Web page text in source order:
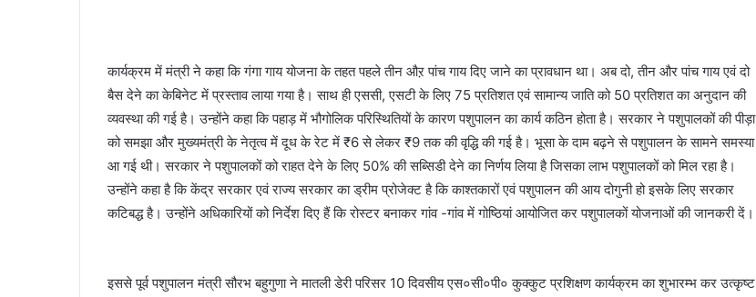
कार्यक्रम में मंत्री ने कहा कि गंगा गाय योजना के तहत पहले तीन औऱ पांच गाय दिए जाने का प्रावधान था। अब दो, तीन और पांच गाय एवं दो
बैस देने का केबिनेट में प्रस्ताव लाया गया है। साथ ही एससी, एसटी के लिए 75 प्रतिशत एवं सामान्य जाति को 50 प्रतिशत का अनुदान की
व्यवस्था की गई है। उन्होंने कहा कि पहाड़ में भौगोलिक परिस्थितियों के कारण पशुपालन का कार्य कठिन होता है। सरकार ने पशुपालकों की पीड़ा
को समझा और मुख्यमंत्री के नेतृत्व में दूध के रेट में ₹6 से लेकर ₹9 तक की वृद्धि की गई है। भूसा के दाम बढ़ने से पशुपालन के सामने समस्या
आ गई थी। सरकार ने पशुपालकों को राहत देने के लिए 50% की सब्सिडी देने का निर्णय लिया है जिसका लाभ पशुपालकों को मिल रहा है।
उन्होंने कहा है कि केंद्र सरकार एवं राज्य सरकार का ड्रीम प्रोजेक्ट है कि काश्तकारों एवं पशुपालन की आय दोगुनी हो इसके लिए सरकार
कटिबद्ध है। उन्होंने अधिकारियों को निर्देश दिए हैं कि रोस्टर बनाकर गांव -गांव में गोष्ठियां आयोजित कर पशुपालकों योजनाओं की जानकरी दें।
इससे पूर्व पशुपालन मंत्री सौरभ बहुगुणा ने मातली डेरी परिसर 10 दिवसीय एस०सी०पी० कुक्कुट प्रशिक्षण कार्यक्रम का शुभारम्भ कर उत्कृष्ट